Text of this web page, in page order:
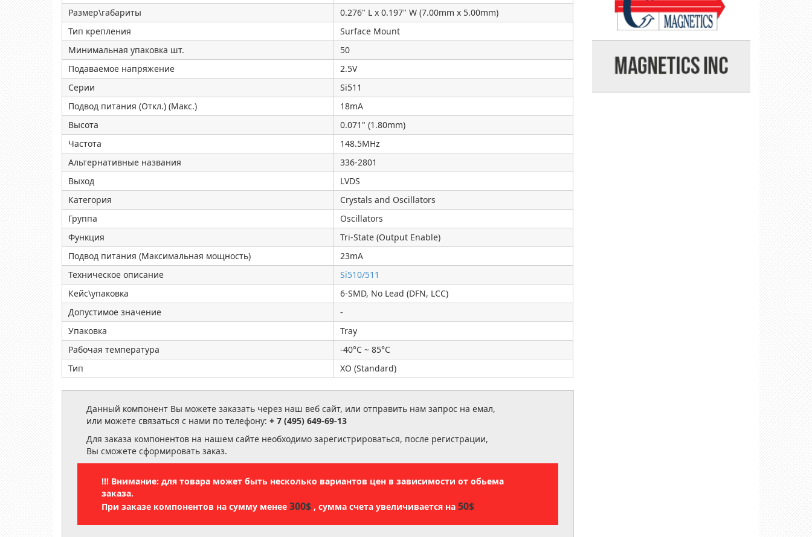
Размер\габариты
0.276" L x 0.197" W (7.00mm x 5.00mm)
Тип крепления
Surface Mount
Минимальная упаковка шт.
50
Подаваемое напряжение
2.5V
Серии
Si511
Подвод питания (Откл.) (Макс.)
18mA
Высота
0.071" (1.80mm)
Частота
148.5MHz
Альтернативные названия
336-2801
Выход
LVDS
Категория
Crystals and Oscillators
Группа
Oscillators
Функция
Tri-State (Output Enable)
Подвод питания (Максимальная мощность)
23mA
Техническое описание
Si510/511
Кейс\упаковка
6-SMD, No Lead (DFN, LCC)
Допустимое значение
-
Упаковка
Tray
Рабочая температура
-40°C ~ 85°C
Тип
XO (Standard)
Данный компонент Вы можете заказать через наш веб сайт, или отправить нам запрос на емал,
или можете связаться с нами по телефону: + 7 (495) 649-69-13
Для заказа компонентов на нашем сайте необходимо зарегистрироваться, после регистрации,
Вы сможете сформировать заказ.
!!! Внимание: для товара может быть несколько вариантов цен в зависимости от обьема
заказа.
При заказе компонентов на сумму менее 300$ , сумма счета увеличивается на 50$